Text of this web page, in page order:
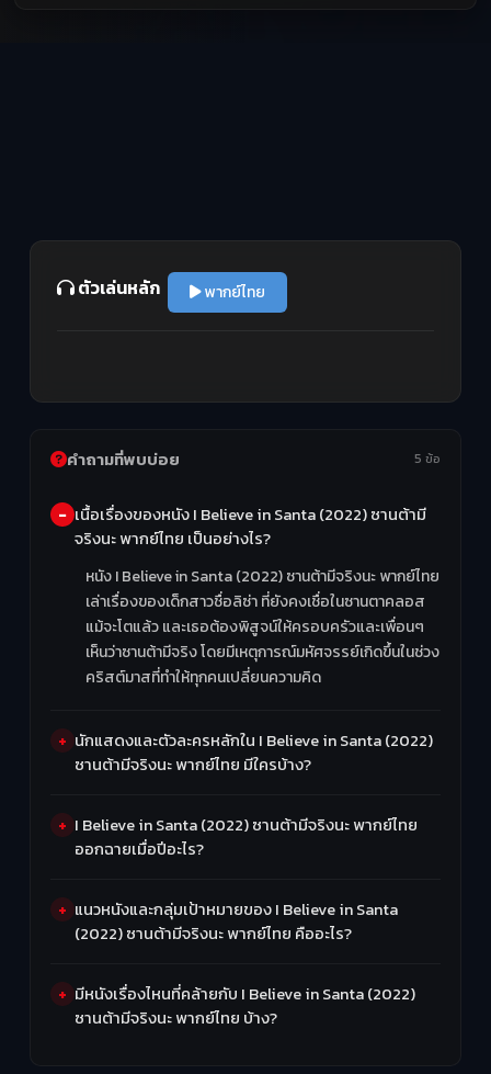
ตัวเล่นหลัก พากย์ไทย
คำถามที่พบบ่อย 5 ข้อ
เนื้อเรื่องของหนัง I Believe in Santa (2022) ซานต้ามี
จริงนะ พากย์ไทย เป็นอย่างไร?
หนัง I Believe in Santa (2022) ซานต้ามีจริงนะ พากย์ไทย
เล่าเรื่องของเด็กสาวชื่อลิซ่า ที่ยังคงเชื่อในซานตาคลอส
แม้จะโตแล้ว และเธอต้องพิสูจน์ให้ครอบครัวและเพื่อนๆ
เห็นว่าซานต้ามีจริง โดยมีเหตุการณ์มหัศจรรย์เกิดขึ้นในช่วง
คริสต์มาสที่ทำให้ทุกคนเปลี่ยนความคิด
นักแสดงและตัวละครหลักใน I Believe in Santa (2022)
ซานต้ามีจริงนะ พากย์ไทย มีใครบ้าง?
I Believe in Santa (2022) ซานต้ามีจริงนะ พากย์ไทย
ออกฉายเมื่อปีอะไร?
แนวหนังและกลุ่มเป้าหมายของ I Believe in Santa
(2022) ซานต้ามีจริงนะ พากย์ไทย คืออะไร?
มีหนังเรื่องไหนที่คล้ายกับ I Believe in Santa (2022)
ซานต้ามีจริงนะ พากย์ไทย บ้าง?